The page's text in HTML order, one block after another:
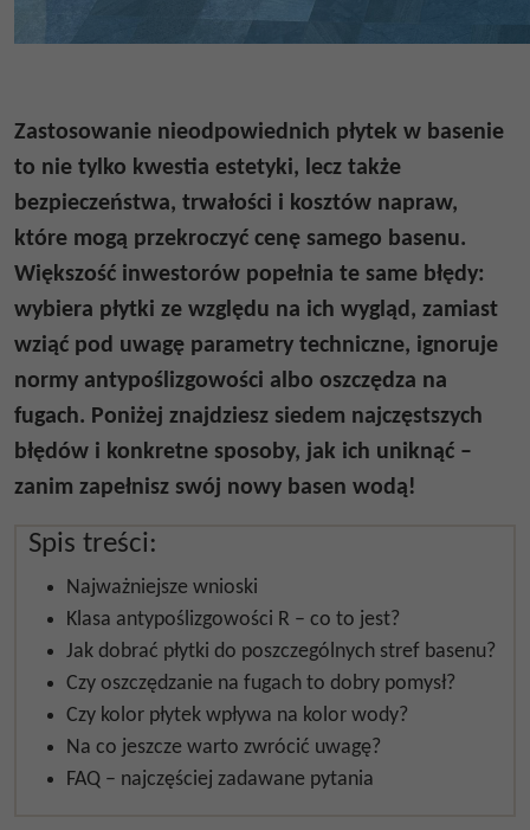
Zastosowanie nieodpowiednich płytek w basenie
to nie tylko kwestia estetyki, lecz także
bezpieczeństwa, trwałości i kosztów napraw,
które mogą przekroczyć cenę samego basenu.
Większość inwestorów popełnia te same błędy:
wybiera płytki ze względu na ich wygląd, zamiast
wziąć pod uwagę parametry techniczne, ignoruje
normy antypoślizgowości albo oszczędza na
fugach. Poniżej znajdziesz siedem najczęstszych
błędów i konkretne sposoby, jak ich uniknąć –
zanim zapełnisz swój nowy basen wodą!
Spis treści:
Najważniejsze wnioski
Klasa antypoślizgowości R – co to jest?
Jak dobrać płytki do poszczególnych stref basenu?
Czy oszczędzanie na fugach to dobry pomysł?
Czy kolor płytek wpływa na kolor wody?
Na co jeszcze warto zwrócić uwagę?
FAQ – najczęściej zadawane pytania